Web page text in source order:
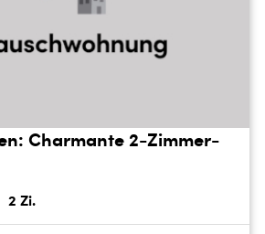
Charmante 2-Zimmer-
2 Zi.